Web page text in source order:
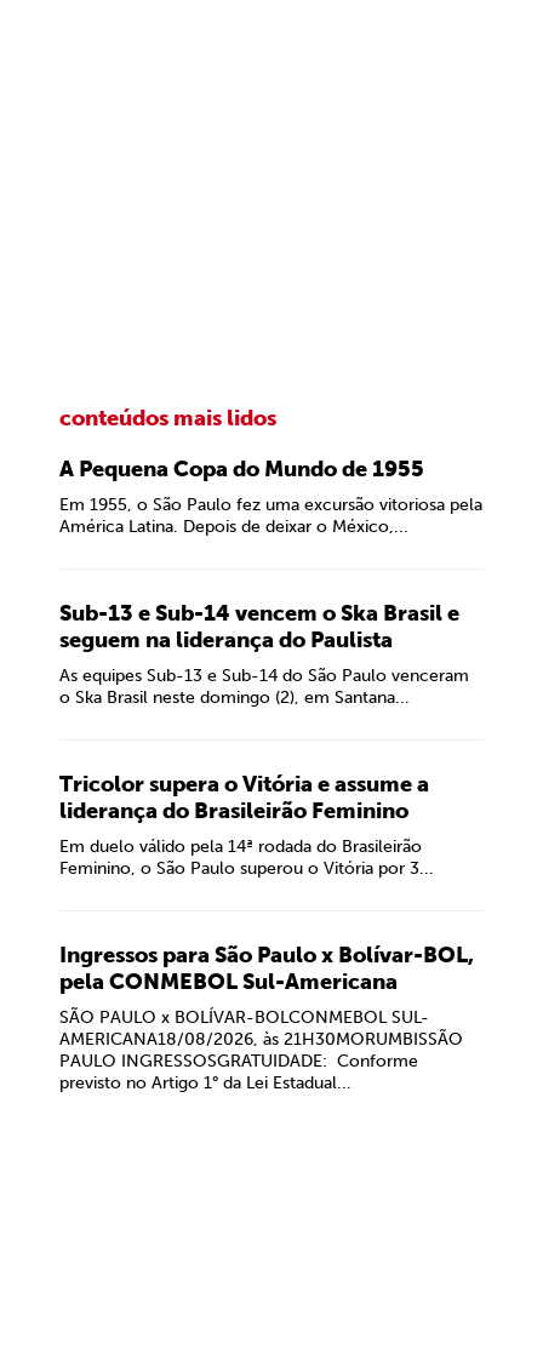
conteúdos mais lidos
A Pequena Copa do Mundo de 1955
Em 1955, o São Paulo fez uma excursão vitoriosa pela
América Latina. Depois de deixar o México,...
Sub-13 e Sub-14 vencem o Ska Brasil e
seguem na liderança do Paulista
As equipes Sub-13 e Sub-14 do São Paulo venceram
o Ska Brasil neste domingo (2), em Santana...
Tricolor supera o Vitória e assume a
liderança do Brasileirão Feminino
Em duelo válido pela 14ª rodada do Brasileirão
Feminino, o São Paulo superou o Vitória por 3...
Ingressos para São Paulo x Bolívar-BOL,
pela CONMEBOL Sul-Americana
SÃO PAULO x BOLÍVAR-BOLCONMEBOL SUL-
AMERICANA18/08/2026, às 21H30MORUMBISSÃO
PAULO INGRESSOSGRATUIDADE: Conforme
previsto no Artigo 1° da Lei Estadual...